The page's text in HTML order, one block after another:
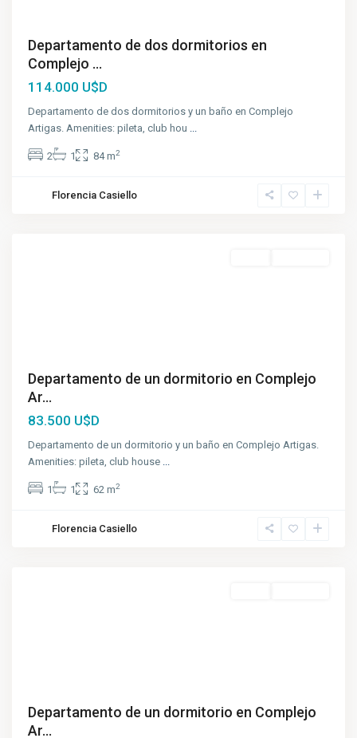
Departamento de dos dormitorios en
Complejo ...
114.000 U$D
Departamento de dos dormitorios y un baño en Complejo
Artigas. Amenities: pileta, club hou ...
2 1 84 m2
Florencia Casiello
Departamento de un dormitorio en Complejo
Ar...
83.500 U$D
Departamento de un dormitorio y un baño en Complejo Artigas.
Amenities: pileta, club house ...
1 1 62 m2
Florencia Casiello
Departamento de un dormitorio en Complejo
Ar...